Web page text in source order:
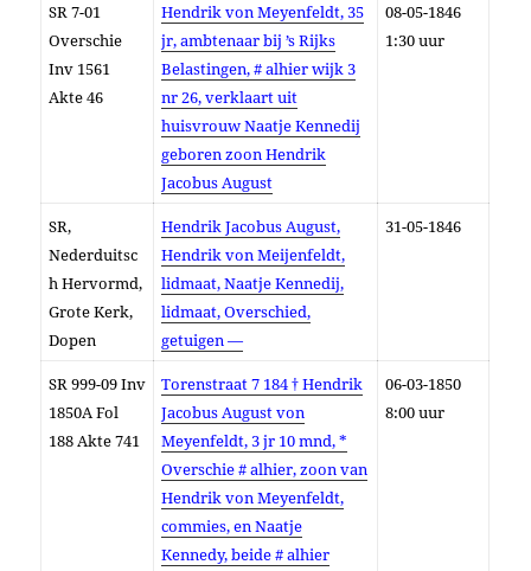
SR 7-01
Overschie
Inv 1561
Akte 46
Hendrik von Meyenfeldt, 35
jr, ambtenaar bij ’s Rijks
Belastingen, # alhier wijk 3
nr 26, verklaart uit
huisvrouw Naatje Kennedij
geboren zoon Hendrik
Jacobus August
08-05-1846
1:30 uur
SR,
Nederduitsc
h Hervormd,
Grote Kerk,
Dopen
Hendrik Jacobus August,
Hendrik von Meijenfeldt,
lidmaat, Naatje Kennedij,
lidmaat, Overschied,
getuigen —
31-05-1846
SR 999-09 Inv
1850A Fol
188 Akte 741
Torenstraat 7 184 † Hendrik
Jacobus August von
Meyenfeldt, 3 jr 10 mnd, *
Overschie # alhier, zoon van
Hendrik von Meyenfeldt,
commies, en Naatje
Kennedy, beide # alhier
06-03-1850
8:00 uur